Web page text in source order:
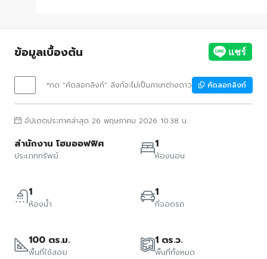
ข้อมูลเบื้องต้น
*กด "คัดลอกลิงก์" ลิงก์จะไม่เป็นภาษาต่างดาว คัดลอกลิงก์
อัปเดตประกาศล่าสุด 26 พฤษภาคม 2026 10:38 น.
สำนักงาน โฮมออฟฟิศ
ประเภททรัพย์
1
ห้องนอน
1
ห้องน้ำ
1
ที่จอดรถ
100 ตร.ม.
พื้นที่ใช้สอย
1 ตร.ว.
พื้นที่ทั้งหมด